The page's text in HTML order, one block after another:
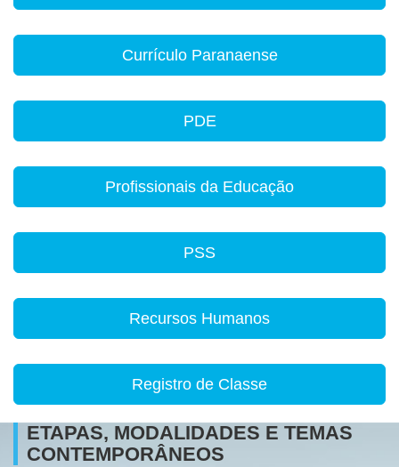
Currículo Paranaense
PDE
Profissionais da Educação
PSS
Recursos Humanos
Registro de Classe
ETAPAS, MODALIDADES E TEMAS
CONTEMPORÂNEOS